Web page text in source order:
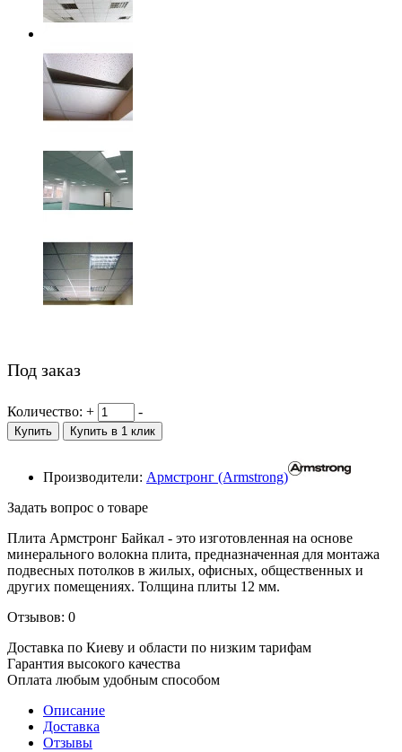
Под заказ
Количество: + -
Купить Купить в 1 клик
Производители: Армстронг (Armstrong)
Задать вопрос о товаре
Плита Армстронг Байкал - это изготовленная на основе
минерального волокна плита, предназначенная для монтажа
подвесных потолков в жилых, офисных, общественных и
других помещениях. Толщина плиты 12 мм.
Отзывов: 0
Доставка по Киеву и области по низким тарифам
Гарантия высокого качества
Оплата любым удобным способом
Описание
Доставка
Отзывы